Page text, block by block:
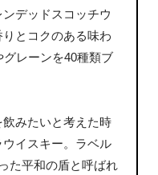
デッドスコッチウ
とコクのある味わ
レーンを40種類ブ
みたいと考えた時
イスキー。ラベル
た平和の盾と呼ばれ